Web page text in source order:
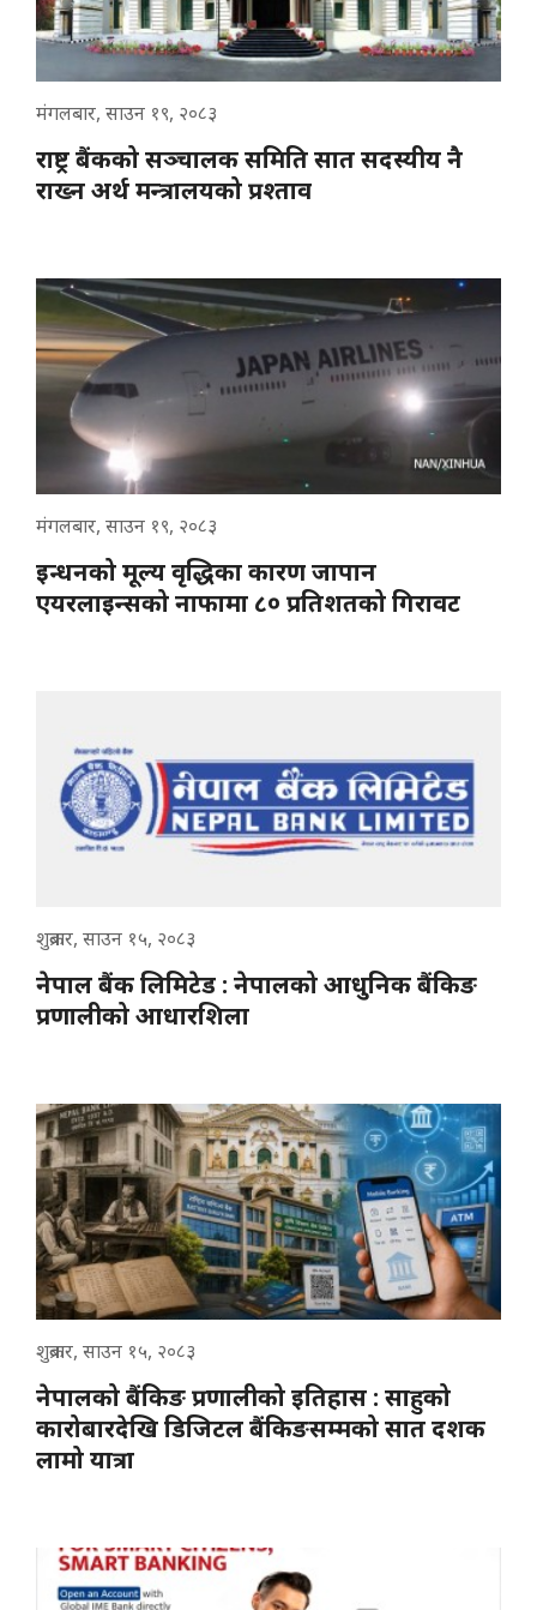
मंगलबार, साउन १९, २०८३
राष्ट्र बैंकको सञ्चालक समिति सात सदस्यीय नै
राख्न अर्थ मन्त्रालयको प्रश्ताव
मंगलबार, साउन १९, २०८३
इन्धनको मूल्य वृद्धिका कारण जापान
एयरलाइन्सको नाफामा ८० प्रतिशतको गिरावट
शुक्रबार, साउन १५, २०८३
नेपाल बैंक लिमिटेड : नेपालको आधुनिक बैंकिङ
प्रणालीको आधारशिला
शुक्रबार, साउन १५, २०८३
नेपालको बैंकिङ प्रणालीको इतिहास : साहुको
कारोबारदेखि डिजिटल बैंकिङसम्मको सात दशक
लामो यात्रा